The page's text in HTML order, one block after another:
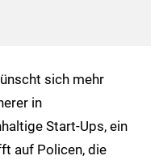
sich mehr
in
Start-Ups, ein
auf Policen, die